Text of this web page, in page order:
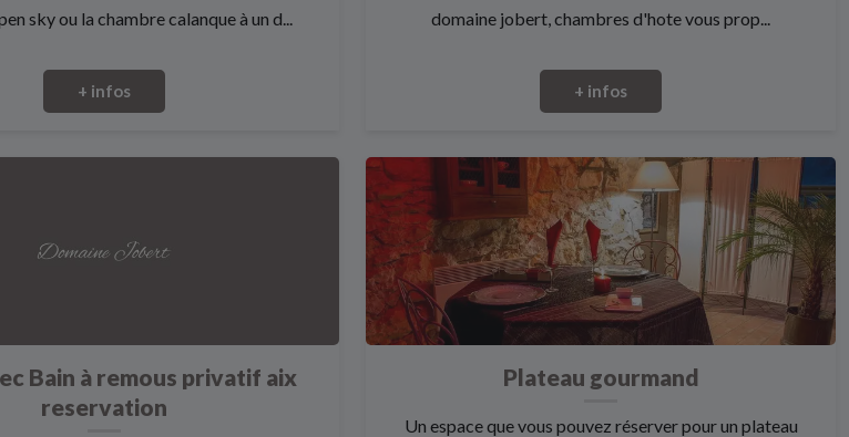
sky ou la chambre calanque à un d...
+ infos
domaine jobert, chambres d'hote vous prop...
+ infos
Bain à remous privatif aix
reservation
Plateau gourmand
Un espace que vous pouvez réserver pour un plateau